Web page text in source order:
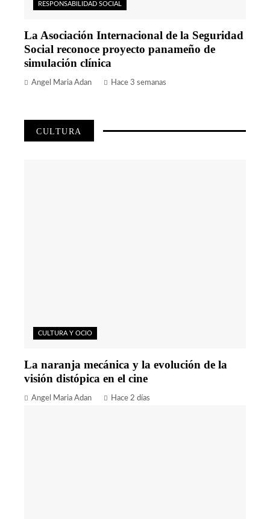
RESPONSABILIDAD SOCIAL
La Asociación Internacional de la Seguridad
Social reconoce proyecto panameño de
simulación clínica
Angel Maria Adan Hace 3 semanas
CULTURA
CULTURA Y OCIO
La naranja mecánica y la evolución de la
visión distópica en el cine
Angel Maria Adan Hace 2 días